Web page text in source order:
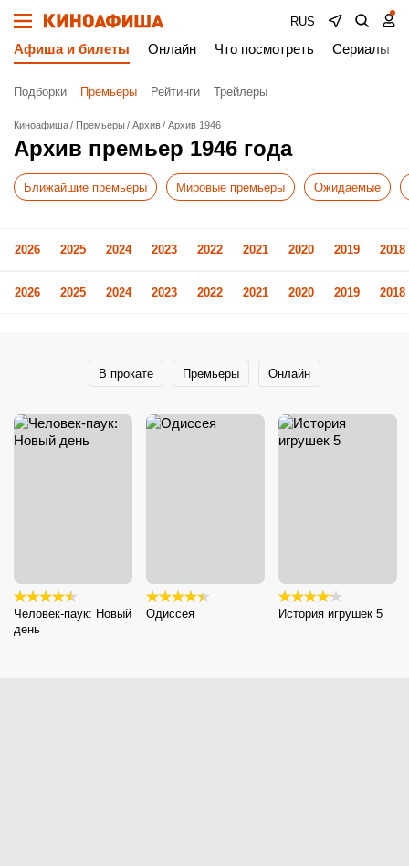
RUS
Афиша и билеты Онлайн Что посмотреть Сериалы
Подборки Премьеры Рейтинги Трейлеры
Киноафиша Премьеры Архив Архив 1946
Архив премьер 1946 года
Ближайшие премьеры Мировые премьеры Ожидаемые
2026 2025 2024 2023 2022 2021 2020 2019 2018
2026 2025 2024 2023 2022 2021 2020 2019 2018
В прокате Премьеры Онлайн
Человек-паук: Новый
день
Одиссея История игрушек 5